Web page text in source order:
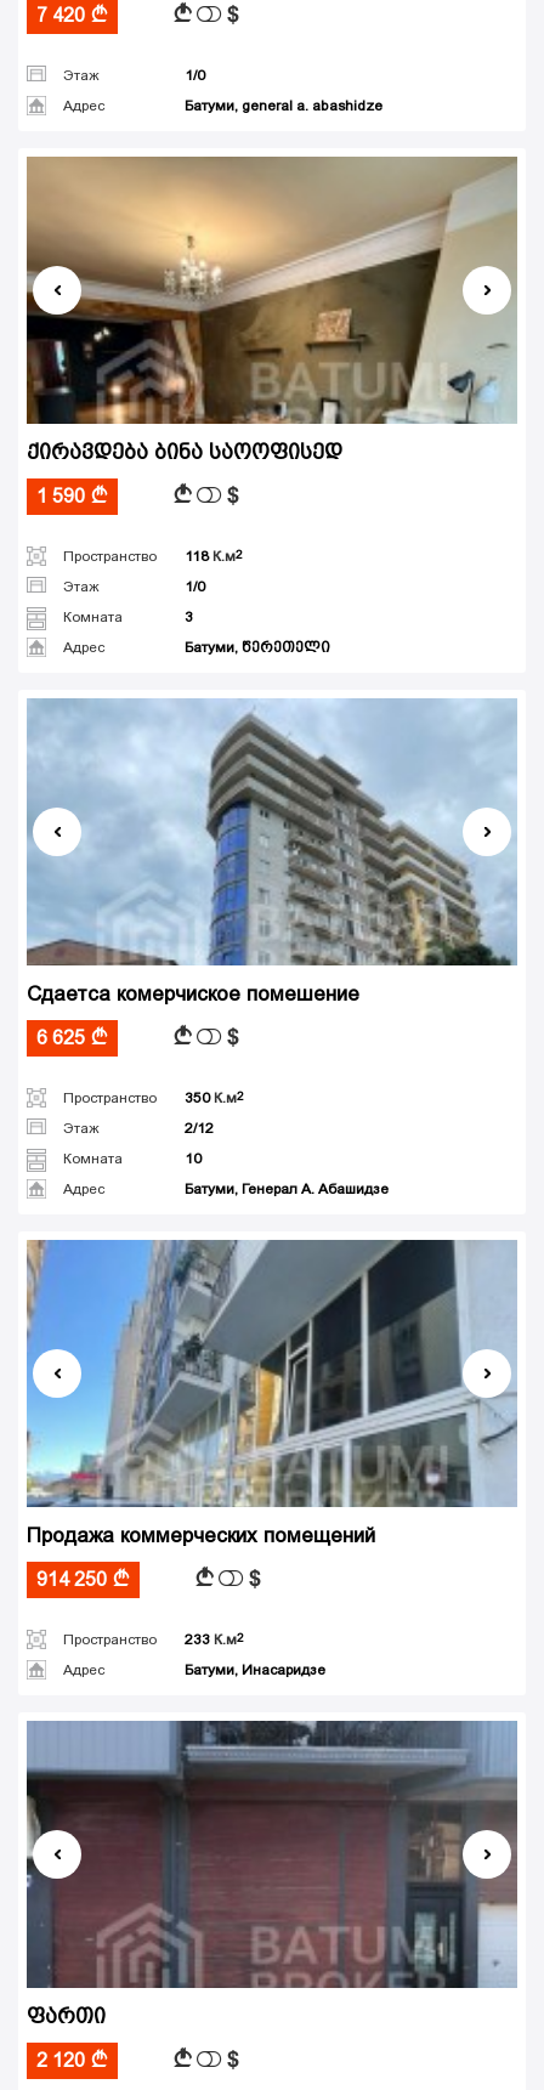
7 420 A A $
Этаж
1/0
Адрес
Батуми, general a. abashidze
ქირავდება ბინა საოოფისედ
1 590 A A $
Пространство 118 К.м
Этаж
1/0
Комната
3
Адрес
Батуми, წერეთელი
Сдаетса комерчиское помешение
6 625 A A $
Пространство 350 К.м
Этаж
2/12
Комната
10
Адрес
Батуми, Генерал А. Абашидзе
Продажа коммерческих помещений
914 250 A A $
Пространство 233 К.м
Адрес
Батуми, Инасаридзе
ფართი
2 120 A A $